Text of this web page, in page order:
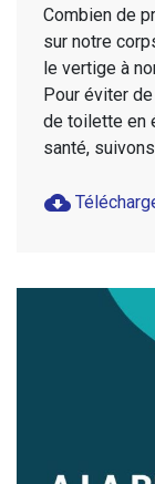
Combien de
sur notre
le vertige à
Pour éviter
de toilette en
santé,
cloud_download